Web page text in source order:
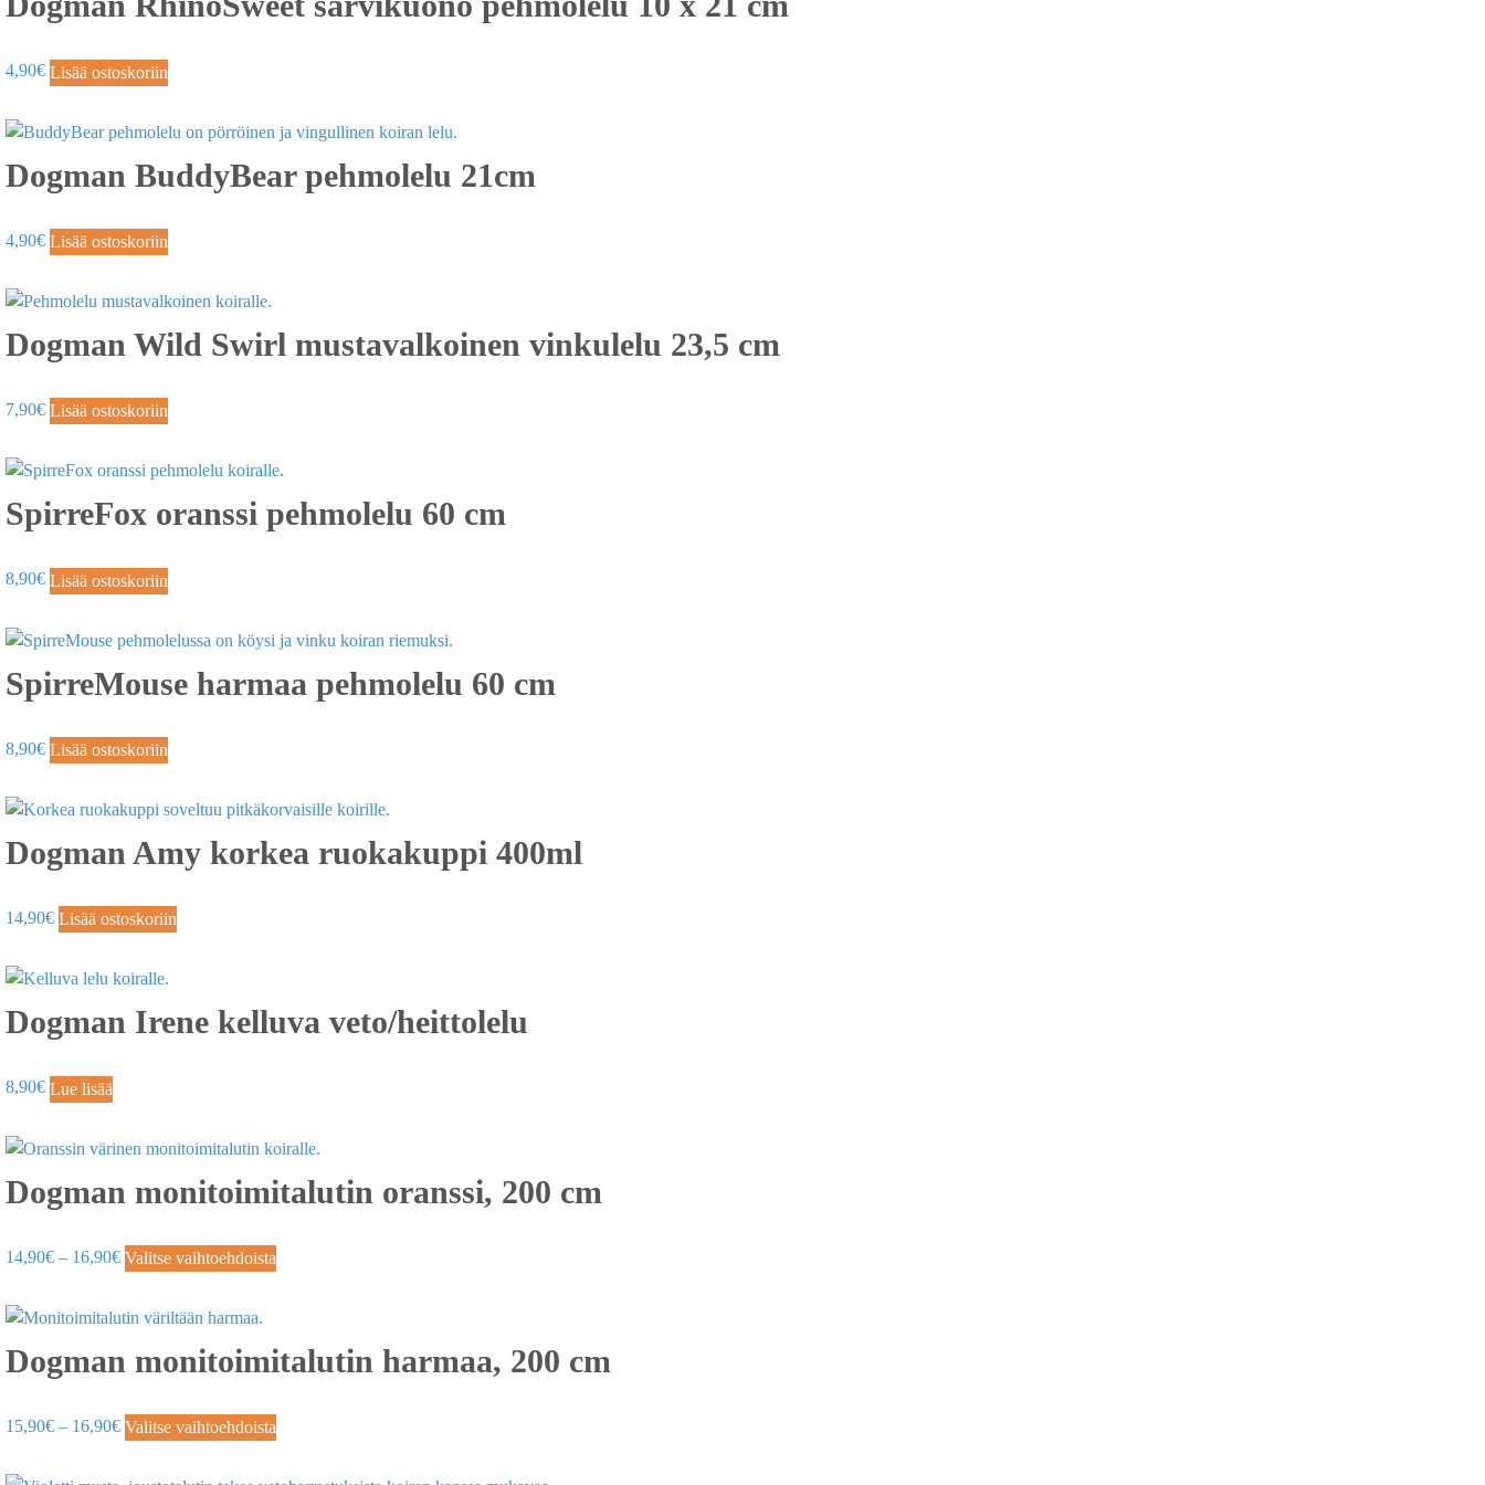
4,90€ Lisää ostoskoriin
Dogman BuddyBear pehmolelu 21cm
4,90€ Lisää ostoskoriin
Dogman Wild Swirl mustavalkoinen vinkulelu 23,5 cm
7,90€ Lisää ostoskoriin
SpirreFox oranssi pehmolelu 60 cm
8,90€ Lisää ostoskoriin
SpirreMouse harmaa pehmolelu 60 cm
8,90€ Lisää ostoskoriin
Dogman Amy korkea ruokakuppi 400ml
14,90€ Lisää ostoskoriin
Dogman Irene kelluva veto/heittolelu
8,90€ Lue lisää
Dogman monitoimitalutin oranssi, 200 cm
14,90€ – 16,90€ Valitse vaihtoehdoista
Dogman monitoimitalutin harmaa, 200 cm
15,90€ – 16,90€ Valitse vaihtoehdoista